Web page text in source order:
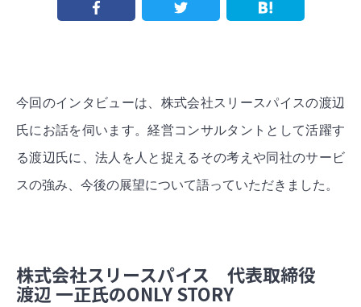
今回のインタビューは、株式会社スリースパイスの渡辺
氏にお話を伺います。経営コンサルタントとして活躍す
る渡辺氏に、法人を人と捉えるその考えや同社のサービ
スの強み、今後の展望について語っていただきました。
株式会社スリースパイス 代表取締役
渡辺 一正氏のONLY STORY